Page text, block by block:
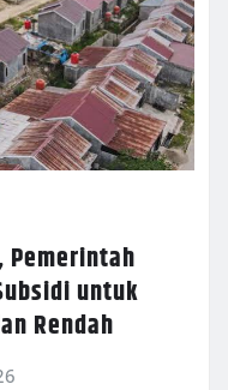
Pemerintah
untuk
Rendah